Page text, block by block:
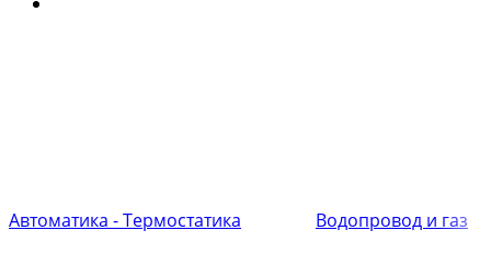
Автоматика - Термостатика
Водопровод и газ